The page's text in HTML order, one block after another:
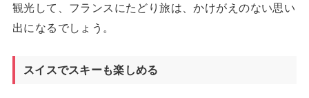
観光して、フランスにたどり旅は、かけがえのない思い
出になるでしょう。
スイスでスキーも楽しめる